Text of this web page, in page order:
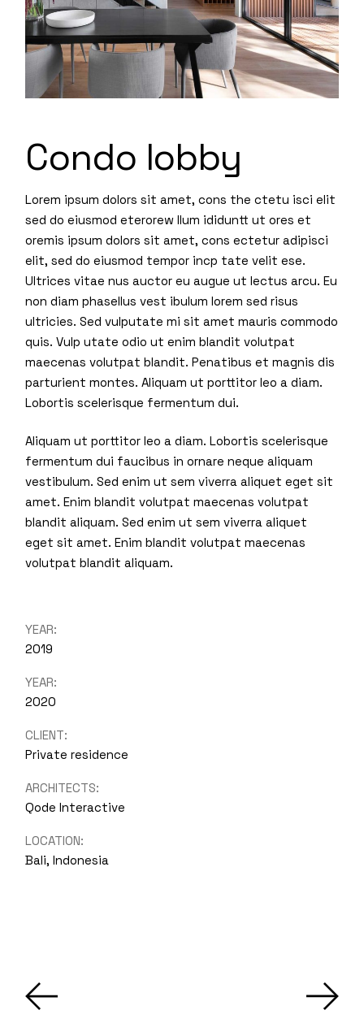
Condo lobby
Lorem ipsum dolors sit amet, cons the ctetu isci elit
sed do eiusmod eterorew llum ididuntt ut ores et
oremis ipsum dolors sit amet, cons ectetur adipisci
elit, sed do eiusmod tempor incp tate velit ese.
Ultrices vitae nus auctor eu augue ut lectus arcu. Eu
non diam phasellus vest ibulum lorem sed risus
ultricies. Sed vulputate mi sit amet mauris commodo
quis. Vulp utate odio ut enim blandit volutpat
maecenas volutpat blandit. Penatibus et magnis dis
parturient montes. Aliquam ut porttitor leo a diam.
Lobortis scelerisque fermentum dui.
Aliquam ut porttitor leo a diam. Lobortis scelerisque
fermentum dui faucibus in ornare neque aliquam
vestibulum. Sed enim ut sem viverra aliquet eget sit
amet. Enim blandit volutpat maecenas volutpat
blandit aliquam. Sed enim ut sem viverra aliquet
eget sit amet. Enim blandit volutpat maecenas
volutpat blandit aliquam.
YEAR:
2019
YEAR:
2020
CLIENT:
Private residence
ARCHITECTS:
Qode Interactive
LOCATION:
Bali, Indonesia